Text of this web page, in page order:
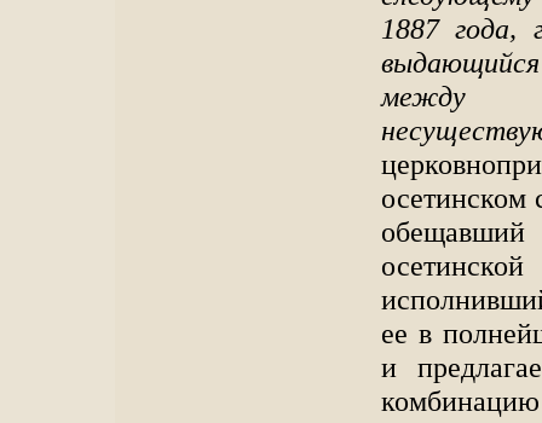
1887 года,
между
осетинском
обещавший
ее в
и